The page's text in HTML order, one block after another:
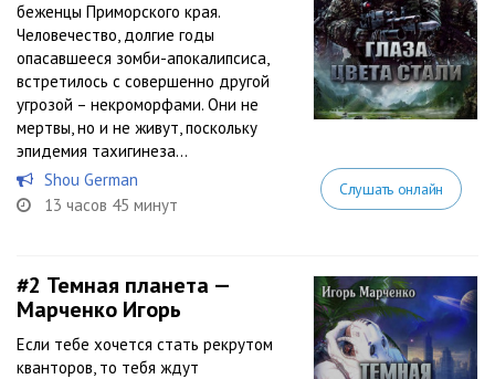
беженцы Приморского края.
Человечество, долгие годы
опасавшееся зомби-апокалипсиса,
встретилось с совершенно другой
угрозой – некроморфами. Они не
мертвы, но и не живут, поскольку
эпидемия тахигинеза...
Shou German
13 часов 45 минут
Слушать онлайн
#2 Темная планета —
Марченко Игорь
Если тебе хочется стать рекрутом
кванторов, то тебя ждут